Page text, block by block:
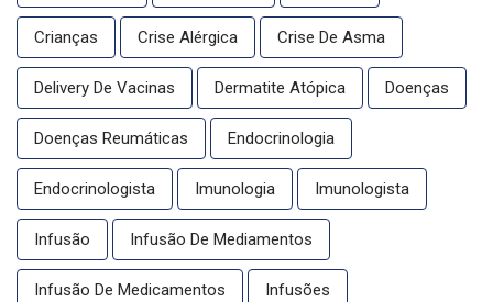
Crianças Crise Alérgica Crise De Asma
Delivery De Vacinas Dermatite Atópica Doenças
Doenças Reumáticas Endocrinologia
Endocrinologista Imunologia Imunologista
Infusão Infusão De Mediamentos
Infusão De Medicamentos Infusões